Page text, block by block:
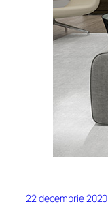
22 decembrie 2020